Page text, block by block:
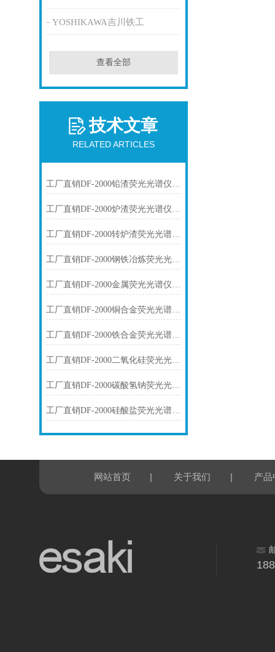
YOSHIKAWA吉川铁工
查看全部
技术文章
RELATED ARTICLES
工厂直销DF-2000铅渣荧光光谱仪技术参数
工厂直销DF-2000炉渣荧光光谱仪技术参数
工厂直销DF-2000转炉渣荧光光谱仪技术参数
工厂直销DF-2000钢铁冶炼荧光光谱仪技术参数
工厂直销DF-2000金属荧光光谱仪技术参数
工厂直销DF-2000铜合金荧光光谱仪技术参数
工厂直销DF-2000铁合金荧光光谱仪技术参数
工厂直销DF-2000二氧化硅荧光光谱仪技术参数
工厂直销DF-2000碳酸氢钠荧光光谱仪技术参数
工厂直销DF-2000硅酸盐荧光光谱仪技术参数
网站首页 | 关于我们 | 产品